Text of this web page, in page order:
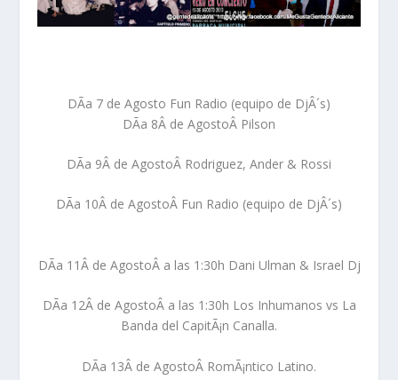
DÃ­a 7 de Agosto Fun Radio (equipo de DjÂ´s)
DÃ­a 8Â de AgostoÂ Pilson
DÃ­a 9Â de AgostoÂ Rodriguez, Ander & Rossi
DÃ­a 10Â de AgostoÂ Fun Radio (equipo de DjÂ´s)
DÃ­a 11Â de AgostoÂ a las 1:30h Dani Ulman & Israel Dj
DÃ­a 12Â de AgostoÂ a las 1:30h Los Inhumanos vs La
Banda del CapitÃ¡n Canalla.
DÃ­a 13Â de AgostoÂ RomÃ¡ntico Latino.